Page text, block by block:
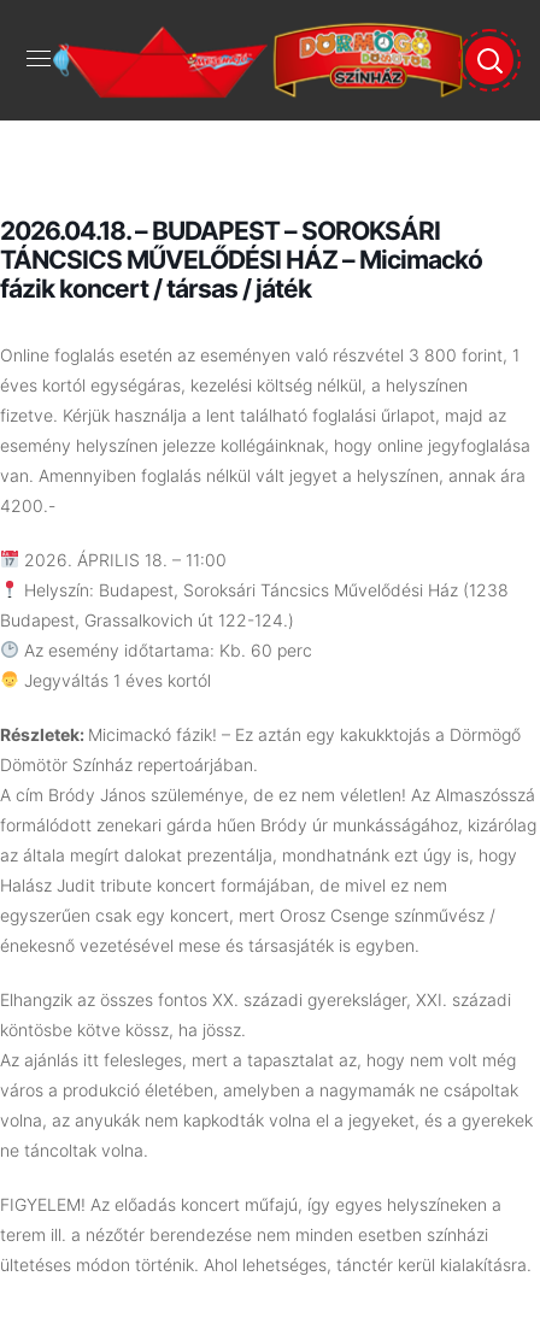
2026.04.18. – BUDAPEST – SOROKSÁRI
TÁNCSICS MŰVELŐDÉSI HÁZ – Micimackó
fázik koncert / társas / játék
Online foglalás esetén az eseményen való részvétel 3 800 forint, 1
éves kortól egységáras, kezelési költség nélkül, a helyszínen
fizetve. Kérjük használja a lent található foglalási űrlapot, majd az
esemény helyszínen jelezze kollégáinknak, hogy online jegyfoglalása
van. Amennyiben foglalás nélkül vált jegyet a helyszínen, annak ára
4200.-
2026. ÁPRILIS 18. – 11:00
Helyszín: Budapest, Soroksári Táncsics Művelődési Ház (1238
Budapest, Grassalkovich út 122-124.)
Az esemény időtartama: Kb. 60 perc
Jegyváltás 1 éves kortól
Részletek: Micimackó fázik! – Ez aztán egy kakukktojás a Dörmögő
Dömötör Színház repertoárjában.
A cím Bródy János szüleménye, de ez nem véletlen! Az Almaszósszá
formálódott zenekari gárda hűen Bródy úr munkásságához, kizárólag
az általa megírt dalokat prezentálja, mondhatnánk ezt úgy is, hogy
Halász Judit tribute koncert formájában, de mivel ez nem
egyszerűen csak egy koncert, mert Orosz Csenge színművész /
énekesnő vezetésével mese és társasjáték is egyben.
Elhangzik az összes fontos XX. századi gyereksláger, XXI. századi
köntösbe kötve kössz, ha jössz.
Az ajánlás itt felesleges, mert a tapasztalat az, hogy nem volt még
város a produkció életében, amelyben a nagymamák ne csápoltak
volna, az anyukák nem kapkodták volna el a jegyeket, és a gyerekek
ne táncoltak volna.
FIGYELEM! Az előadás koncert műfajú, így egyes helyszíneken a
terem ill. a nézőtér berendezése nem minden esetben színházi
ültetéses módon történik. Ahol lehetséges, tánctér kerül kialakításra.